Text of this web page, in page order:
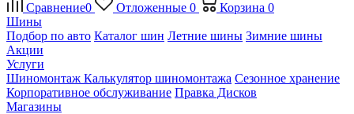
Сравнение0 Отложенные 0 Корзина 0
Шины
Подбор по авто Каталог шин Летние шины Зимние шины
Акции
Услуги
Шиномонтаж Калькулятор шиномонтажа Сезонное хранение
Корпоративное обслуживание Правка Дисков
Магазины